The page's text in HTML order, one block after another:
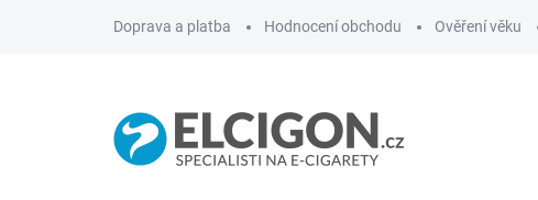
Doprava a platba Hodnocení obchodu Ověření věku